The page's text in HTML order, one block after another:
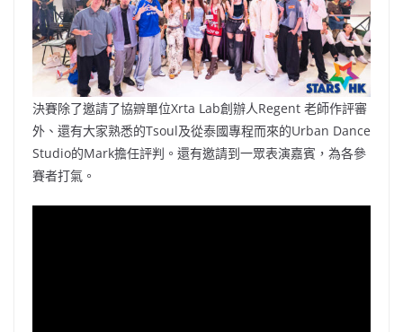
決賽除了邀請了協辧單位Xrta Lab創辦人Regent 老師作評審
外、還有大家熟悉的Tsoul及從泰國專程而來的Urban Dance
Studio的Mark擔任評判。還有邀請到一眾表演嘉賓，為各參
賽者打氣。